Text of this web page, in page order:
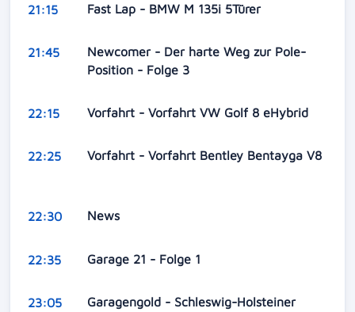
21:15 Fast Lap - BMW M 135i 5Türer
21:45
Newcomer - Der harte Weg zur Pole-
Position - Folge 3
22:15 Vorfahrt - Vorfahrt VW Golf 8 eHybrid
22:25 Vorfahrt - Vorfahrt Bentley Bentayga V8
22:30 News
22:35 Garage 21 - Folge 1
23:05
Garagengold - Schleswig-Holsteiner